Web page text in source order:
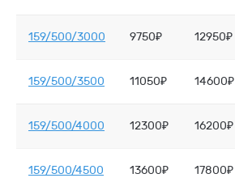
159/500/3000 9750₽ 12950₽
159/500/3500 11050₽ 14600₽
159/500/4000 12300₽ 16200₽
159/500/4500 13600₽ 17800₽